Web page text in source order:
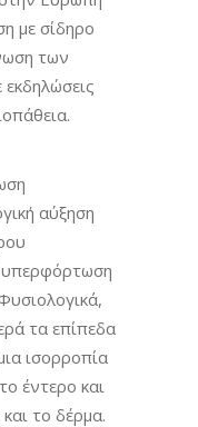
με σίδηρο
των
αύξηση
υπερφόρτωση
τα επίπεδα
ισορροπία
έντερο και
το δέρμα.